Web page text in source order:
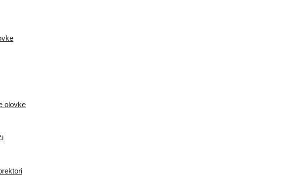
olovke